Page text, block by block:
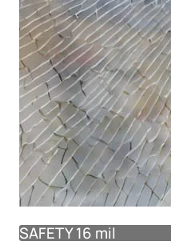
SAFETY 16 mil